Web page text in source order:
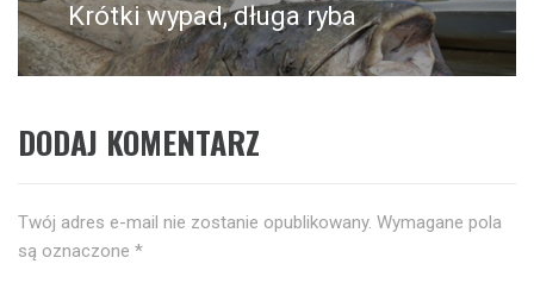
Następny
post:
Krótki wypad, długa ryba
DODAJ KOMENTARZ
Twój adres e-mail nie zostanie opublikowany. Wymagane pola
są oznaczone *